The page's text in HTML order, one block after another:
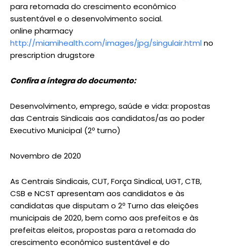
para retomada do crescimento econômico
sustentável e o desenvolvimento social.
online pharmacy
http://miamihealth.com/images/jpg/singulair.htmlno
prescription drugstore
Confira a íntegra do documento:
Desenvolvimento, emprego, saúde e vida: propostas
das Centrais Sindicais aos candidatos/as ao poder
Executivo Municipal (2º turno)
Novembro de 2020
As Centrais Sindicais, CUT, Força Sindical, UGT, CTB,
CSB e NCST apresentam aos candidatos e às
candidatas que disputam o 2º Turno das eleições
municipais de 2020, bem como aos prefeitos e às
prefeitas eleitos, propostas para a retomada do
crescimento econômico sustentável e do